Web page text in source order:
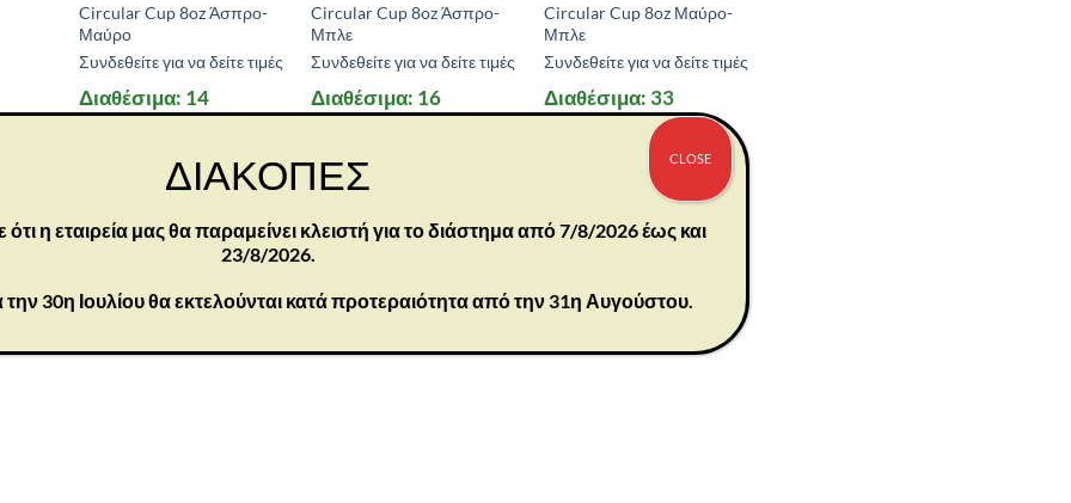
Circular Cup 8oz Άσπρο-
Μαύρο
Συνδεθείτε για να δείτε τιμές
Διαθέσιμα: 14
Circular Cup 8oz Άσπρο-
Μπλε
Συνδεθείτε για να δείτε τιμές
Διαθέσιμα: 16
Circular Cup 8oz Μαύρο-
Μπλε
Συνδεθείτε για να δείτε τιμές
Διαθέσιμα: 33
ΔΙΑΚΟΠΕΣ
η εταιρεία μας θα παραμείνει κλειστή για το διάστημα από 7/8/2026 έως και
23/8/2026.
την 30η Ιουλίου θα εκτελούνται κατά προτεραιότητα από την 31η Αυγούστου.
CLOSE